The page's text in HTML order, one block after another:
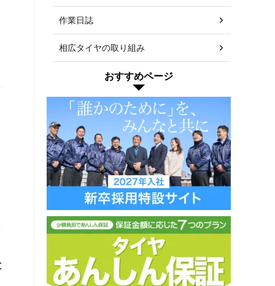
作業日誌
相広タイヤの取り組み
おすすめページ